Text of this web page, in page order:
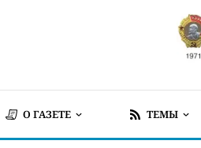
О ГАЗЕТЕ ТЕМЫ